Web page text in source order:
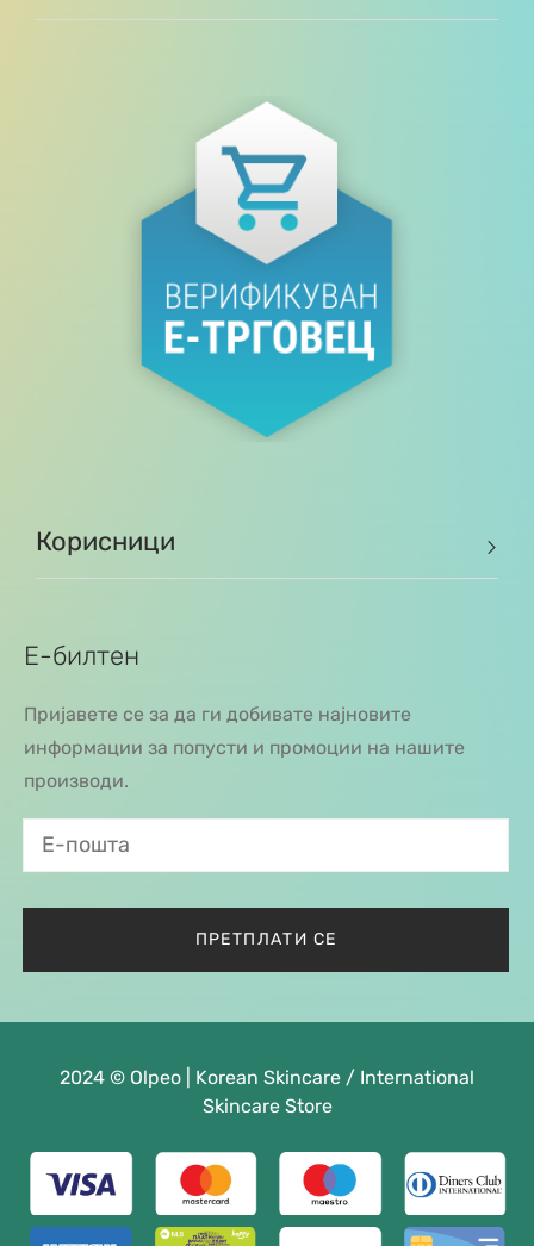
Корисници
Е-билтен
Пријавете се за да ги добивате најновите
информации за попусти и промоции на нашите
производи.
2024 © Olpeo | Korean Skincare / International
Skincare Store